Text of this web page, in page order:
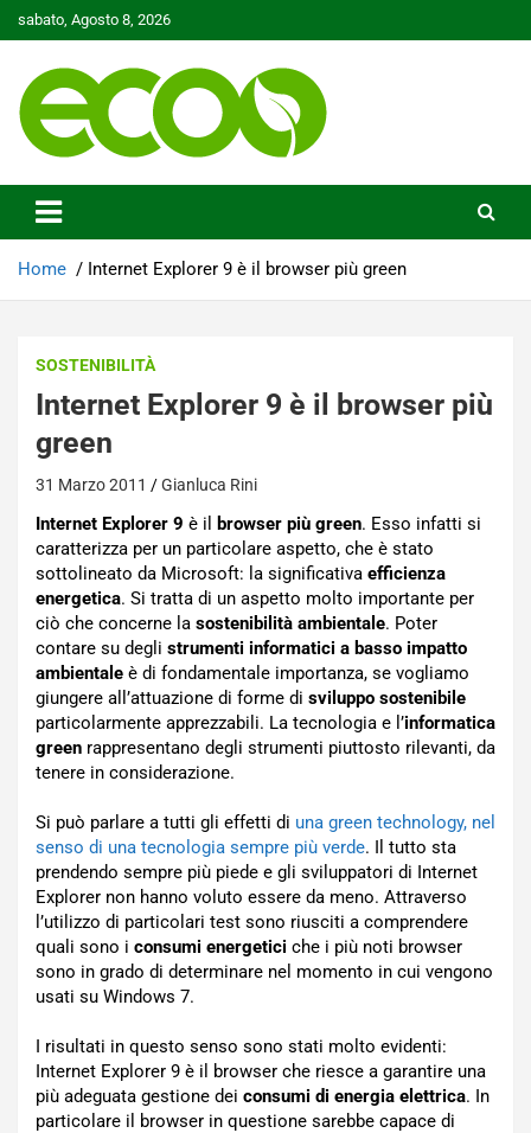
to
sabato, Agosto 8, 2026
Ecoo.it
Home Internet Explorer 9 è il browser più green
SOSTENIBILITÀ
Internet Explorer 9 è il browser più
green
31 Marzo 2011 Gianluca Rini
Internet Explorer 9 è il browser più green. Esso infatti si
caratterizza per un particolare aspetto, che è stato
sottolineato da Microsoft: la significativa efficienza
energetica. Si tratta di un aspetto molto importante per
ciò che concerne la sostenibilità ambientale. Poter
contare su degli strumenti informatici a basso impatto
ambientale è di fondamentale importanza, se vogliamo
giungere all’attuazione di forme di sviluppo sostenibile
particolarmente apprezzabili. La tecnologia e l’informatica
green rappresentano degli strumenti piuttosto rilevanti, da
tenere in considerazione.
Si può parlare a tutti gli effetti di una green technology, nel
senso di una tecnologia sempre più verde. Il tutto sta
prendendo sempre più piede e gli sviluppatori di Internet
Explorer non hanno voluto essere da meno. Attraverso
l’utilizzo di particolari test sono riusciti a comprendere
quali sono i consumi energetici che i più noti browser
sono in grado di determinare nel momento in cui vengono
usati su Windows 7.
I risultati in questo senso sono stati molto evidenti:
Internet Explorer 9 è il browser che riesce a garantire una
più adeguata gestione dei consumi di energia elettrica. In
particolare il browser in questione sarebbe capace di